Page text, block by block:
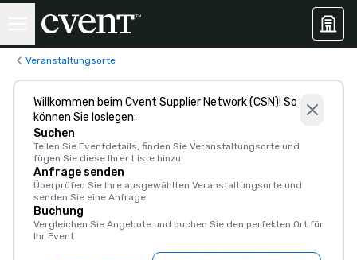
Veranstaltungsorte
Willkommen beim Cvent Supplier Network (CSN)! So
können Sie loslegen:
Suchen
Teilen Sie Eventdetails, finden Sie Veranstaltungsorte und
fügen Sie diese Ihrer Liste hinzu.
Anfrage senden
Überprüfen Sie Ihre ausgewählten Veranstaltungsorte und
senden Sie eine Anfrage
Buchung
Vergleichen Sie Angebote und buchen Sie den perfekten Ort für
Ihr Event